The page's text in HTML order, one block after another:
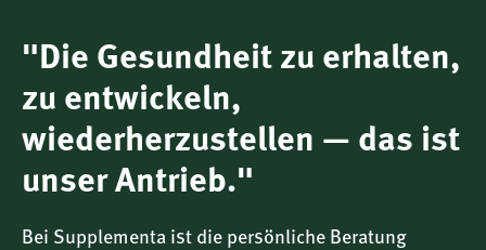
Nährwerte pro 100 g
1389 kJ /
Fett 0,16 g
"Die Gesundheit zu erhalten,
zu entwickeln,
wiederherzustellen — das ist
unser Antrieb."
Bei Supplementa ist die persönliche Beratung